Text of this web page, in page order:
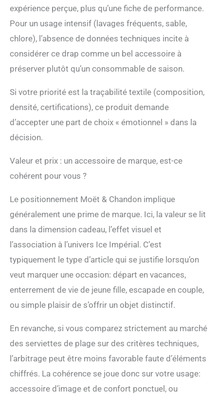
expérience perçue, plus qu’une fiche de performance.
Pour un usage intensif (lavages fréquents, sable,
chlore), l’absence de données techniques incite à
considérer ce drap comme un bel accessoire à
préserver plutôt qu’un consommable de saison.
Si votre priorité est la traçabilité textile (composition,
densité, certifications), ce produit demande
d’accepter une part de choix « émotionnel » dans la
décision.
Valeur et prix : un accessoire de marque, est-ce
cohérent pour vous ?
Le positionnement Moët & Chandon implique
généralement une prime de marque. Ici, la valeur se lit
dans la dimension cadeau, l’effet visuel et
l’association à l’univers Ice Impérial. C’est
typiquement le type d’article qui se justifie lorsqu’on
veut marquer une occasion: départ en vacances,
enterrement de vie de jeune fille, escapade en couple,
ou simple plaisir de s’offrir un objet distinctif.
En revanche, si vous comparez strictement au marché
des serviettes de plage sur des critères techniques,
l’arbitrage peut être moins favorable faute d’éléments
chiffrés. La cohérence se joue donc sur votre usage:
accessoire d’image et de confort ponctuel, ou